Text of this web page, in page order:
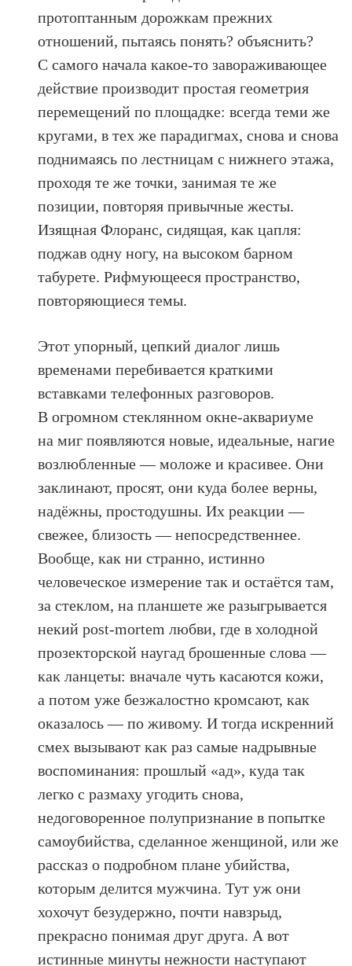
протоптанным дорожкам прежних
отношений, пытаясь понять? объяснить?
С самого начала какое-то завораживающее
действие производит простая геометрия
перемещений по площадке: всегда теми же
кругами, в тех же парадигмах, снова и снова
поднимаясь по лестницам с нижнего этажа,
проходя те же точки, занимая те же
позиции, повторяя привычные жесты.
Изящная Флоранс, сидящая, как цапля:
поджав одну ногу, на высоком барном
табурете. Рифмующееся пространство,
повторяющиеся темы.
Этот упорный, цепкий диалог лишь
временами перебивается краткими
вставками телефонных разговоров.
В огромном стеклянном окне-аквариуме
на миг появляются новые, идеальные, нагие
возлюбленные — моложе и красивее. Они
заклинают, просят, они куда более верны,
надёжны, простодушны. Их реакции —
свежее, близость — непосредственнее.
Вообще, как ни странно, истинно
человеческое измерение так и остаётся там,
за стеклом, на планшете же разыгрывается
некий post-mortem любви, где в холодной
прозекторской наугад брошенные слова —
как ланцеты: вначале чуть касаются кожи,
а потом уже безжалостно кромсают, как
оказалось — по живому. И тогда искренний
смех вызывают как раз самые надрывные
воспоминания: прошлый «ад», куда так
легко с размаху угодить снова,
недоговоренное полупризнание в попытке
самоубийства, сделанное женщиной, или же
рассказ о подробном плане убийства,
которым делится мужчина. Тут уж они
хохочут безудержно, почти навзрыд,
прекрасно понимая друг друга. А вот
истинные минуты нежности наступают